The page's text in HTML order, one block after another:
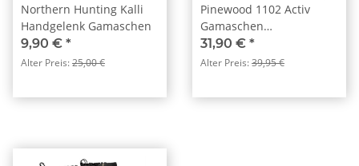
Northern Hunting Kalli
Handgelenk Gamaschen
9,90 € *
Alter Preis:25,00 €
Pinewood 1102 Activ
Gamaschen
Moosgrün(135)
31,90 € *
Alter Preis:39,95 €